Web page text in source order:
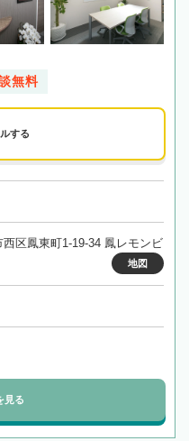
無料
する
区鳳東町1-19-34 鳳レモンビ
地図
見る